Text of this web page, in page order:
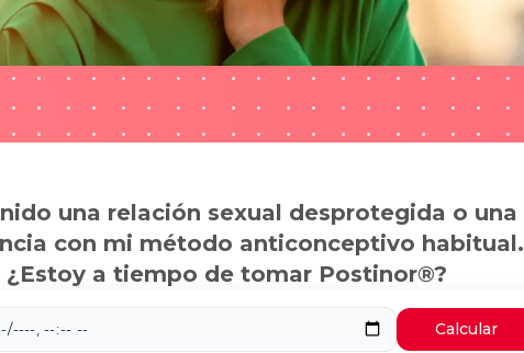
una relación sexual desprotegida o una
con mi método anticonceptivo habitual.
¿Estoy a tiempo de tomar Postinor®?
Calcular